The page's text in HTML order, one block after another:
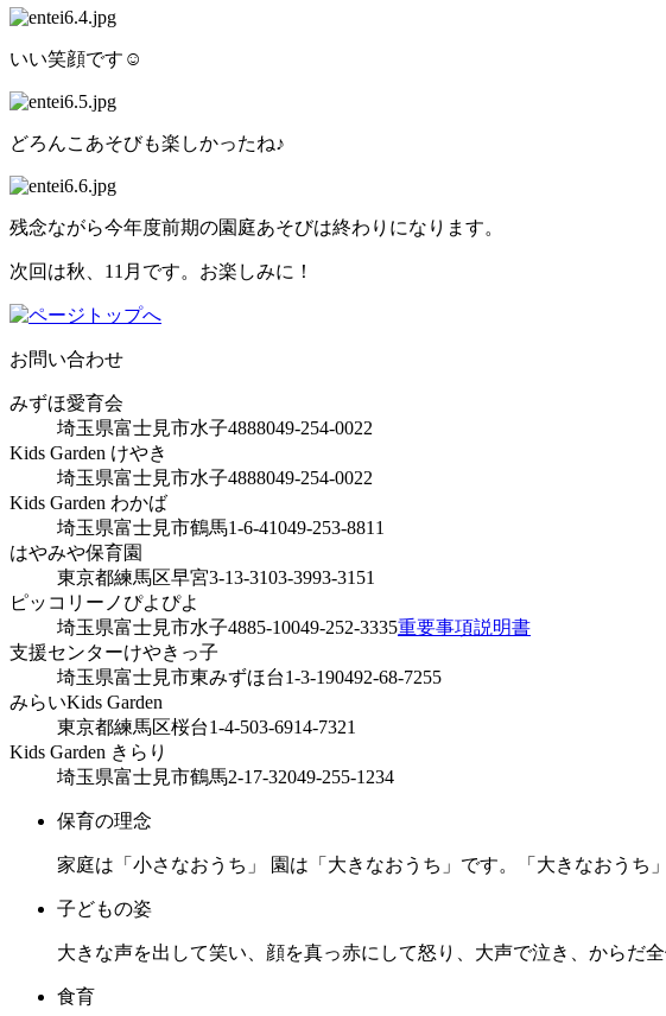
いい笑顔です☺
どろんこあそびも楽しかったね♪
残念ながら今年度前期の園庭あそびは終わりになります。
次回は秋、11月です。お楽しみに！
お問い合わせ
みずほ愛育会
埼玉県富士見市水子4888049-254-0022
Kids Garden けやき
埼玉県富士見市水子4888049-254-0022
Kids Garden わかば
埼玉県富士見市鶴馬1-6-41049-253-8811
はやみや保育園
東京都練馬区早宮3-13-3103-3993-3151
ピッコリーノぴよぴよ
埼玉県富士見市水子4885-10049-252-3335重要事項説明書
支援センターけやきっ子
埼玉県富士見市東みずほ台1-3-190492-68-7255
みらいKids Garden
東京都練馬区桜台1-4-503-6914-7321
Kids Garden きらり
埼玉県富士見市鶴馬2-17-32049-255-1234
保育の理念
家庭は「小さなおうち」 園は「大きなおうち」です。「大きなおうち
子どもの姿
大きな声を出して笑い、顔を真っ赤にして怒り、大声で泣き、からだ
食育